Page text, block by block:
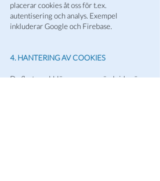
placerar cookies åt oss för t.ex.
autentisering och analys. Exempel
inkluderar Google och Firebase.
4. HANTERING AV COOKIES
De flesta webbläsare som används idag är